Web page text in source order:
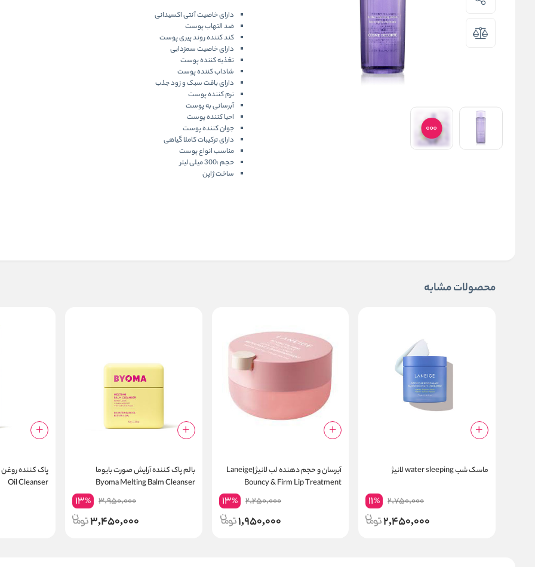
دارای خاصیت آنتی اکسیدانی
ضد التهاب پوست
کند کننده روند پیری پوست
دارای خاصیت سمزدایی
تغذیه کننده پوست
شاداب کننده پوست
دارای بافت سبک و زود جذب
نرم کننده پوست
آبرسانی به پوست
احیا کننده پوست
جوان کننده پوست
دارای ترکیبات کاملا گیاهی
مناسب انواع پوست
حجم :300 میلی لیتر
ساخت ژاپن
محصولات مشابه
ماسک شب water sleeping لانیژ
2,750,000
11%
2,450,000
آبرسان و حجم دهنده لب لانیژ |Laneige
Bouncy & Firm Lip Treatment
2,250,000
13%
1,950,000
بالم پاک کننده آرایش صورت بایوما
Byoma Melting Balm Cleanser
3,950,000
13%
3,450,000
Oil Cleanser